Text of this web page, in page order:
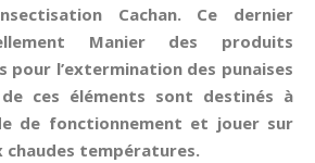
Cachan. Ce dernier
Manier des produits
pour l’extermination des punaises
de ces éléments sont destinés à
de fonctionnement et jouer sur
chaudes températures.